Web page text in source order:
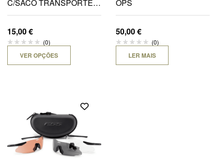
C/SACO TRANSPORTE
DE CINTO
15,00€
(0)
VER OPÇÕES
OPS
50,00€
(0)
LER MAIS